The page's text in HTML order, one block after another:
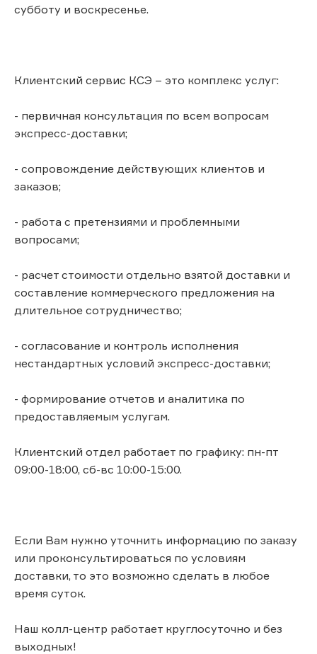
субботу и воскресенье.
Клиентский сервис КСЭ – это комплекс услуг:
- первичная консультация по всем вопросам
экспресс-доставки;
- сопровождение действующих клиентов и
заказов;
- работа с претензиями и проблемными
вопросами;
- расчет стоимости отдельно взятой доставки и
составление коммерческого предложения на
длительное сотрудничество;
- согласование и контроль исполнения
нестандартных условий экспресс-доставки;
- формирование отчетов и аналитика по
предоставляемым услугам.
Клиентский отдел работает по графику: пн-пт
09:00-18:00, сб-вс 10:00-15:00.
Если Вам нужно уточнить информацию по заказу
или проконсультироваться по условиям
доставки, то это возможно сделать в любое
время суток.
Наш колл-центр работает круглосуточно и без
выходных!